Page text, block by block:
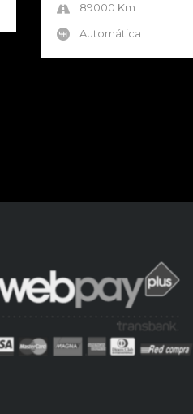
89000 Km
Automática